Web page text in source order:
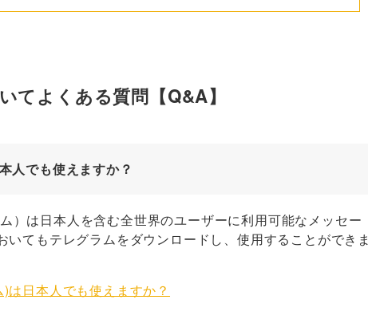
てよくある質問【Q&A】
人でも使えますか？
）は日本人を含む全世界のユーザーに利用可能なメッセー
いてもテレグラムをダウンロードし、使用することができま
は日本人でも使えますか？